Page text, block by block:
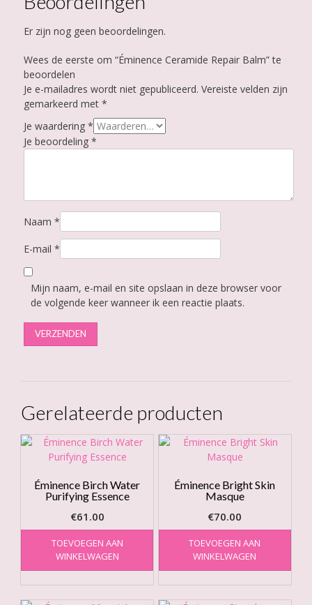
Er zijn nog geen beoordelingen.
Wees de eerste om “Éminence Ceramide Repair Balm” te
beoordelen
Je e-mailadres wordt niet gepubliceerd. Vereiste velden zijn
gemarkeerd met *
Je waardering *
Je beoordeling *
Naam *
E-mail *
Mijn naam, e-mail en site opslaan in deze browser voor
de volgende keer wanneer ik een reactie plaats.
Gerelateerde producten
Éminence Birch Water
Purifying Essence
€61.00
TOEVOEGEN AAN
WINKELWAGEN
Éminence Bright Skin
Masque
€70.00
TOEVOEGEN AAN
WINKELWAGEN